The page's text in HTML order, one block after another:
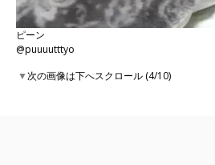
ピーン
@puuuutttyo
▼次の画像は下へスクロール (4/10)